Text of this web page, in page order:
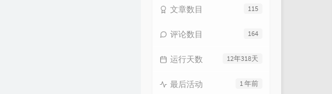
115
文章数目
164
评论数目
12年318天
运行天数
1 年前
最后活动